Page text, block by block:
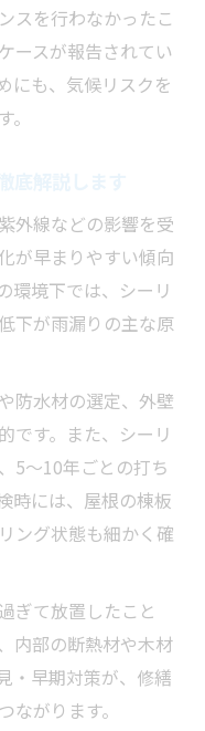
スを行わなかったこ
ースが報告されてい
にも、気候リスクを
外線などの影響を受
が早まりやすい傾向
環境下では、シーリ
下が雨漏りの主な原
防水材の選定、外壁
です。また、シーリ
5〜10年ごとの打ち
時には、屋根の棟板
ング状態も細かく確
ぎて放置したこと
内部の断熱材や木材
・早期対策が、修繕
がります。